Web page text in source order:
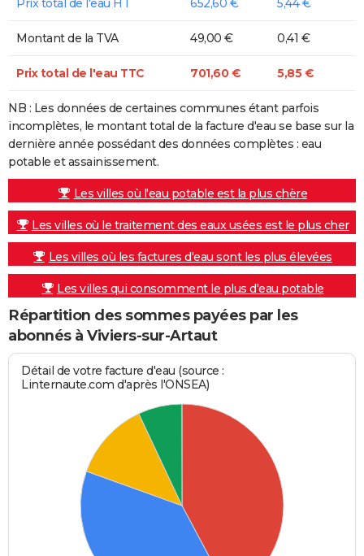
Montant de la TVA 49,00 € 0,41 €
Prix total de l'eau TTC 701,60 € 5,85 €
NB : Les données de certaines communes étant parfois
incomplètes, le montant total de la facture d'eau se base sur la
dernière année possédant des données complètes : eau
potable et assainissement.
Les villes où l'eau potable est la plus chère
Les villes où le traitement des eaux usées est le plus cher
Les villes où les factures d'eau sont les plus élevées
Les villes qui consomment le plus d'eau potable
Répartition des sommes payées par les
abonnés à Viviers-sur-Artaut
Détail de votre facture d'eau (source :
Linternaute.com d'après l'ONSEA)